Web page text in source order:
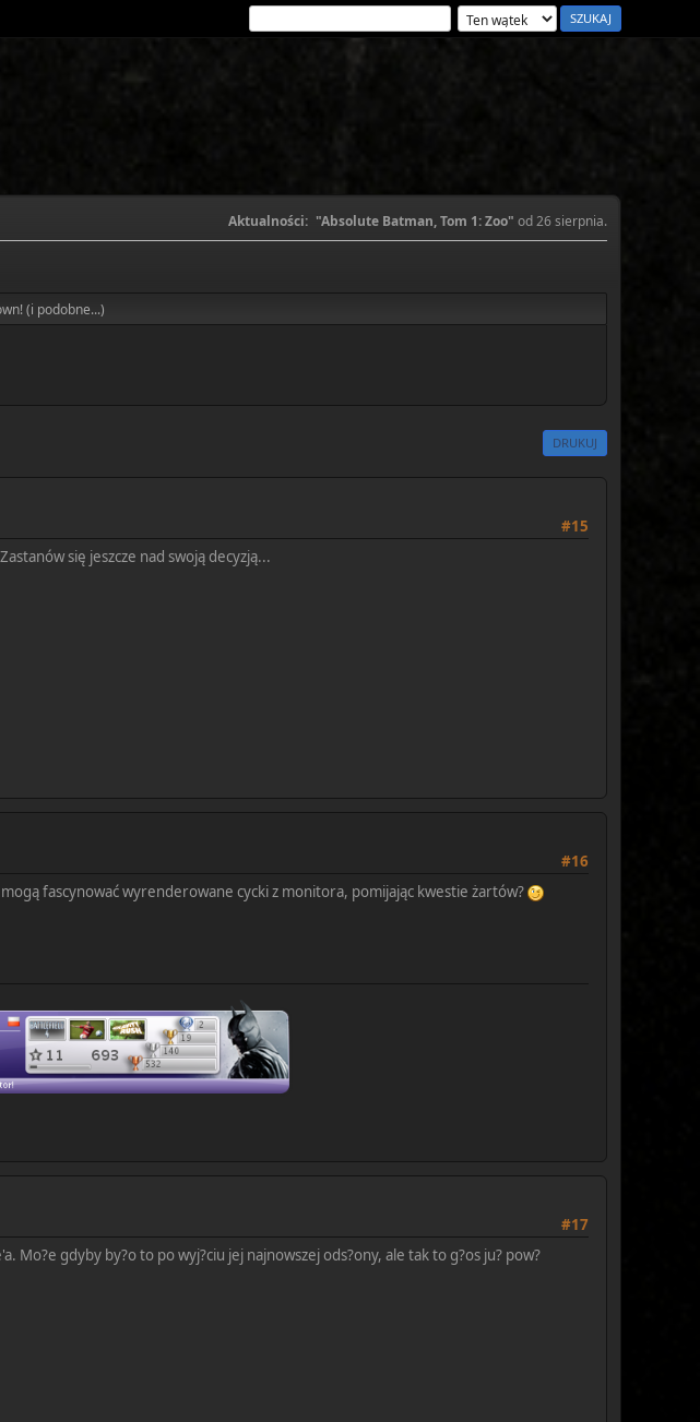
Aktualności: "Absolute Batman, Tom 1: Zoo" od 26 sierpnia.
(i podobne...)
DRUKUJ
#15
się jeszcze nad swoją decyzją...
#16
fascynować wyrenderowane cycki z monitora, pomijając kwestie żartów?
#17
Mo?e gdyby by?o to po wyj?ciu jej najnowszej ods?ony, ale tak to g?os ju? pow?